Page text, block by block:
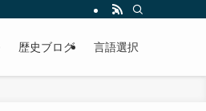
歴史ブログ 言語選択